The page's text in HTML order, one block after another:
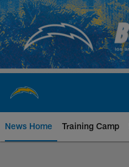
Skip
to
main
content
News Home Training Camp